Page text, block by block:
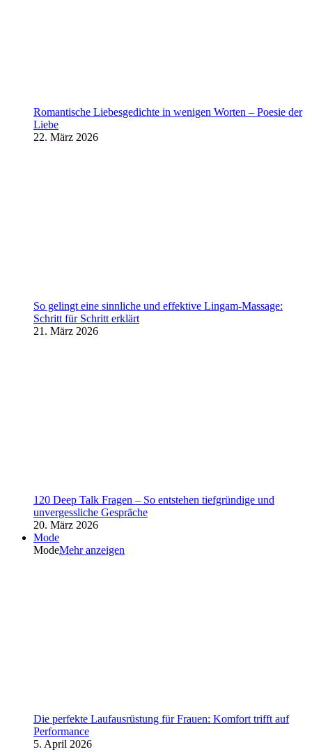
Romantische Liebesgedichte in wenigen Worten – Poesie der
Liebe
22. März 2026
So gelingt eine sinnliche und effektive Lingam-Massage:
Schritt für Schritt erklärt
21. März 2026
120 Deep Talk Fragen – So entstehen tiefgründige und
unvergessliche Gespräche
20. März 2026
Mode
ModeMehr anzeigen
Die perfekte Laufausrüstung für Frauen: Komfort trifft auf
Performance
5. April 2026